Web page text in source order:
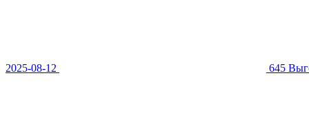
2025-08-12 645